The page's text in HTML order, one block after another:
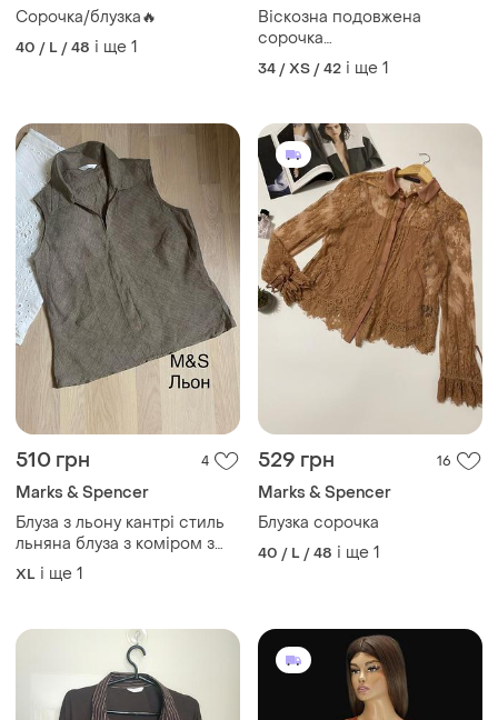
Сорочка/блузка🔥
40 / L / 48 і ще 1
Віскозна подовжена
сорочка
"marks&amp;spencer" з
довгим рукавом, uk6/eur34.
34 / XS / 42 і ще 1
510 грн 4
Marks & Spencer
Блуза з льону кантрі стиль
льняна блуза з коміром з
льону m&s- 16/xl
XL і ще 1
529 грн 16
Marks & Spencer
Блузка сорочка
40 / L / 48 і ще 1